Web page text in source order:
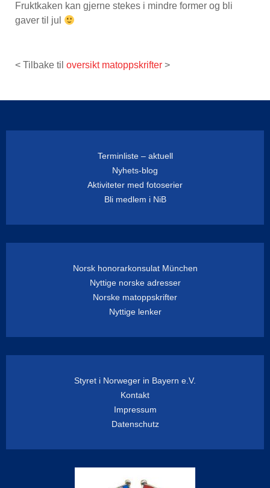
Fruktkaken kan gjerne stekes i mindre former og bli
gaver til jul
< Tilbake til oversikt matoppskrifter >
Terminliste – aktuell
Nyhets-blog
Aktiviteter med fotoserier
Bli medlem i NiB
Norsk honorarkonsulat München
Nyttige norske adresser
Norske matoppskrifter
Nyttige lenker
Styret i Norweger in Bayern e.V.
Kontakt
Impressum
Datenschutz